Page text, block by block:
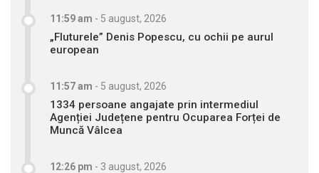
11:59 am - 5 august, 2026
„Fluturele” Denis Popescu, cu ochii pe aurul
european
11:57 am - 5 august, 2026
1334 persoane angajate prin intermediul
Agenției Județene pentru Ocuparea Forței de
Muncă Vâlcea
12:26 pm - 3 august, 2026